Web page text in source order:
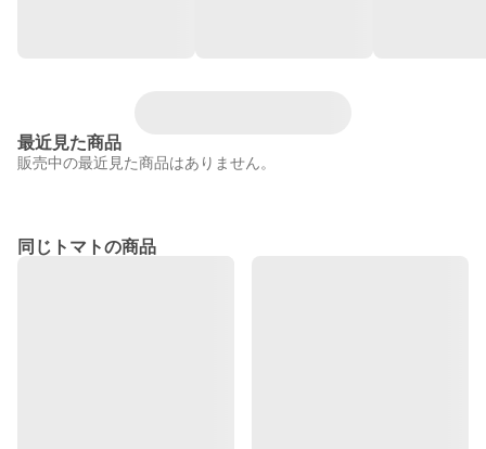
最近見た商品
販売中の最近見た商品はありません。
同じトマトの商品